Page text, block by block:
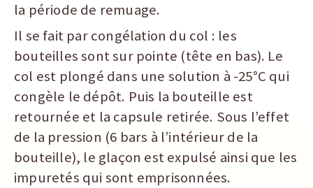
la période de remuage.
Il se fait par congélation du col : les
bouteilles sont sur pointe (tête en bas). Le
col est plongé dans une solution à -25°C qui
congèle le dépôt. Puis la bouteille est
retournée et la capsule retirée. Sous l’effet
de la pression (6 bars à l’intérieur de la
bouteille), le glaçon est expulsé ainsi que les
impuretés qui sont emprisonnées.